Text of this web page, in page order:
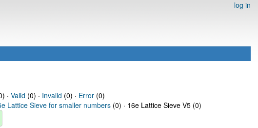
log in
· Valid (0) · Invalid (0) · Error(0)
Lattice Sieve for smaller numbers (0) · 16e Lattice Sieve V5 (0)